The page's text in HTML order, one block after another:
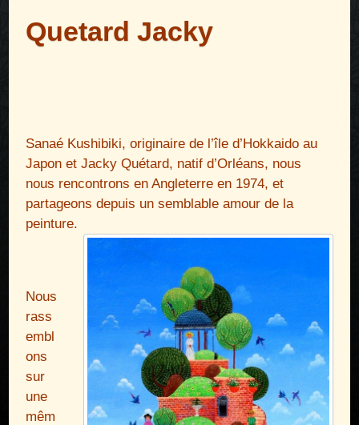
Quetard Jacky
Sanaé Kushibiki, originaire de l’île d’Hokkaido au
Japon et Jacky Quétard, natif d’Orléans, nous
nous rencontrons en Angleterre en 1974, et
partageons depuis un semblable amour de la
peinture.
Nous
rass
embl
ons
sur
une
mêm